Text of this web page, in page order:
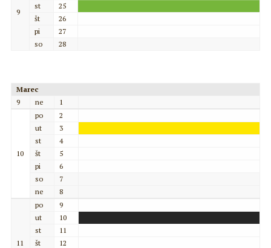
9
st
25
št
26
pi
27
so
28
Marec
9
ne 1
10
po
2
ut
3
st
4
št
5
pi
6
so
7
ne
8
11
po
9
ut
10
st
11
št
12